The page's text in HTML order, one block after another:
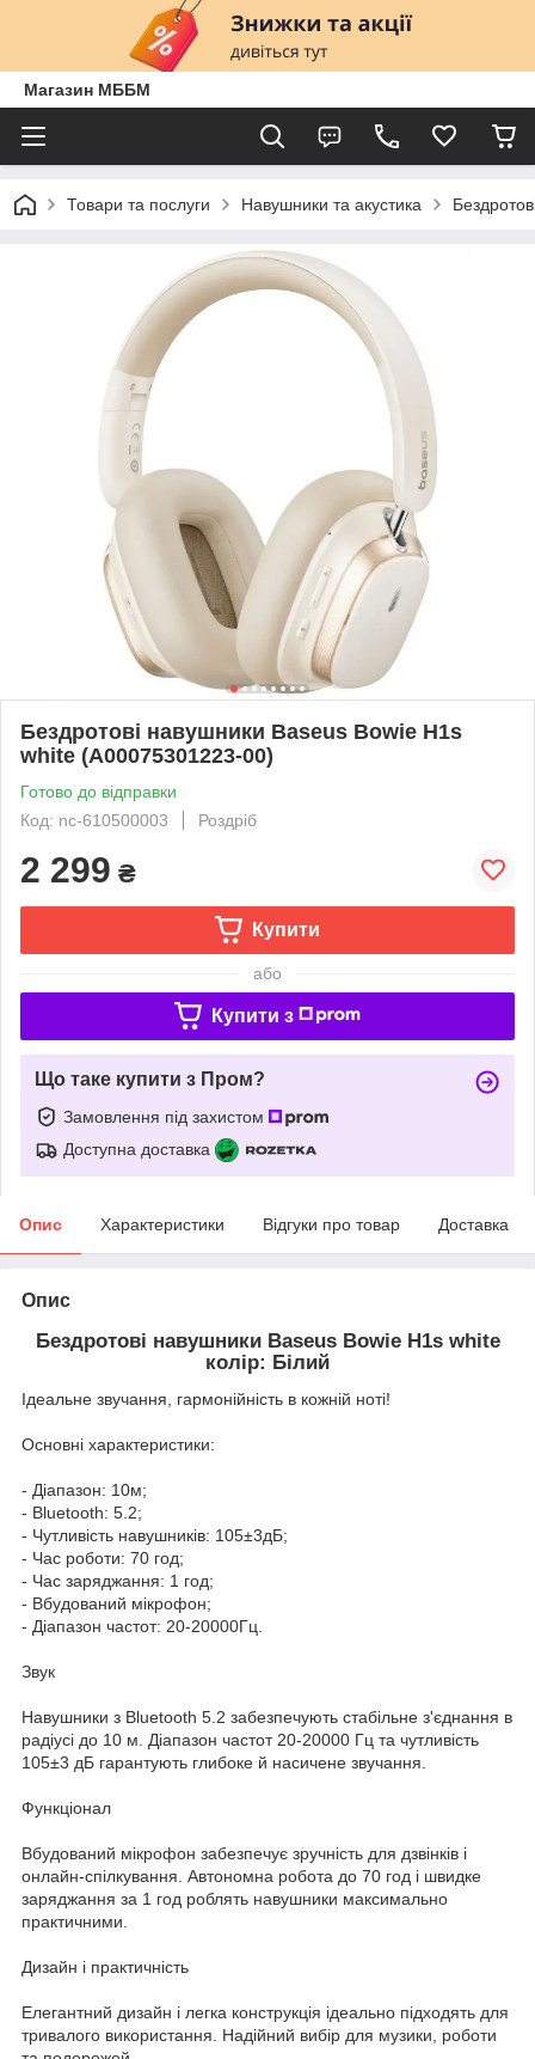
Магазин МББМ
Товари та послуги Навушники та акустика
Бездротові навушники Baseus Bowie H1s
white (A00075301223-00)
Готово до відправки
Код: nc-610500003
Роздріб
2 299 ₴
Купити
або
Купити з
Що таке купити з Пром?
Замовлення під захистом
Доступна доставка
Опис Характеристики Відгуки про товар Доставка
Опис
Бездротові навушники Baseus Bowie H1s white
колір: Білий
Ідеальне звучання, гармонійність в кожній ноті!
Основні характеристики:
- Діапазон: 10м;
- Bluetooth: 5.2;
- Чутливість навушників: 105±3дБ;
- Час роботи: 70 год;
- Час заряджання: 1 год;
- Вбудований мікрофон;
- Діапазон частот: 20-20000Гц.
Звук
Навушники з Bluetooth 5.2 забезпечують стабільне з'єднання в
радіусі до 10 м. Діапазон частот 20-20000 Гц та чутливість
105±3 дБ гарантують глибоке й насичене звучання.
Функціонал
Вбудований мікрофон забезпечує зручність для дзвінків і
онлайн-спілкування. Автономна робота до 70 год і швидке
заряджання за 1 год роблять навушники максимально
практичними.
Дизайн і практичність
Елегантний дизайн і легка конструкція ідеально підходять для
тривалого використання. Надійний вибір для музики, роботи